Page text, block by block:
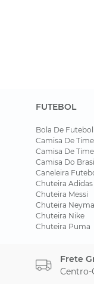
FUTEBOL
Bola De Futebol
Camisa De
Camisa De
Camisa Do Brasil
Caneleira
Chuteira Adidas
Chuteira Messi
Chuteira
Chuteira Nike
Chuteira Puma
Frete
Centro-